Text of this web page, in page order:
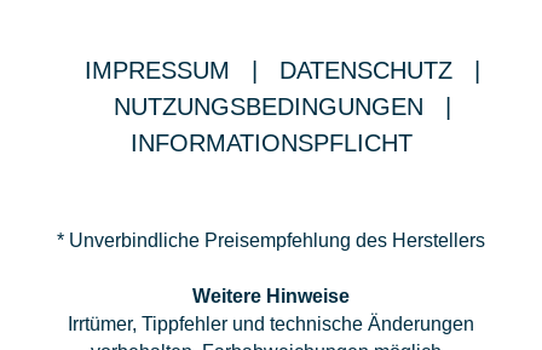
IMPRESSUM DATENSCHUTZ
NUTZUNGSBEDINGUNGEN
INFORMATIONSPFLICHT
* Unverbindliche Preisempfehlung des Herstellers
Weitere Hinweise
Irrtümer, Tippfehler und technische Änderungen